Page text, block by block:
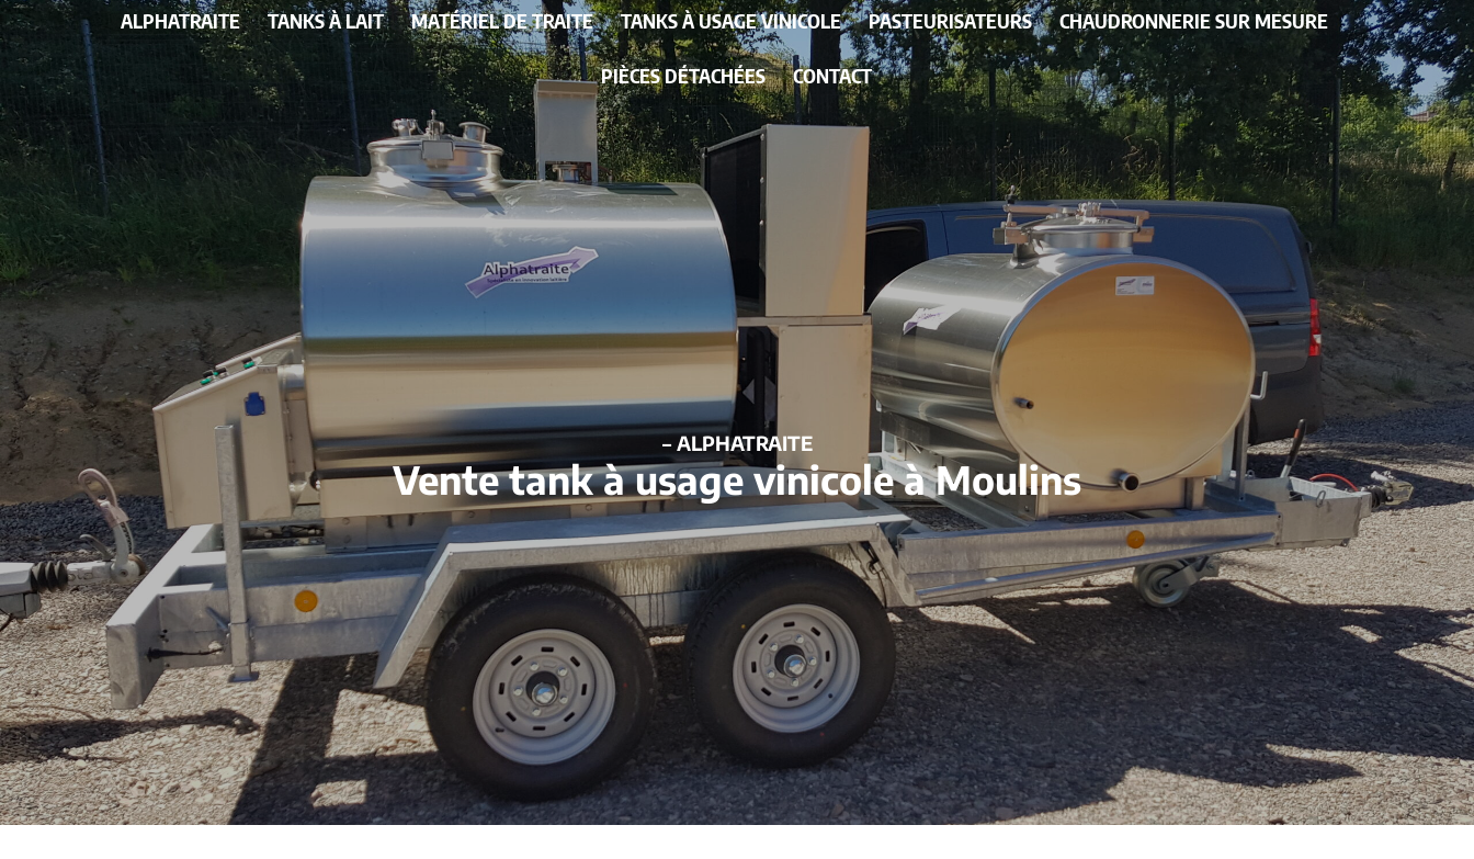
ALPHATRAITE TANKS À LAIT MATÉRIEL DE TRAITE TANKS À USAGE VINICOLE PASTEURISATEURS CHAUDRONNERIE SUR MESURE
PIÈCES DÉTACHÉES CONTACT
– ALPHATRAITE
Vente tank à usage vinicole à Moulins